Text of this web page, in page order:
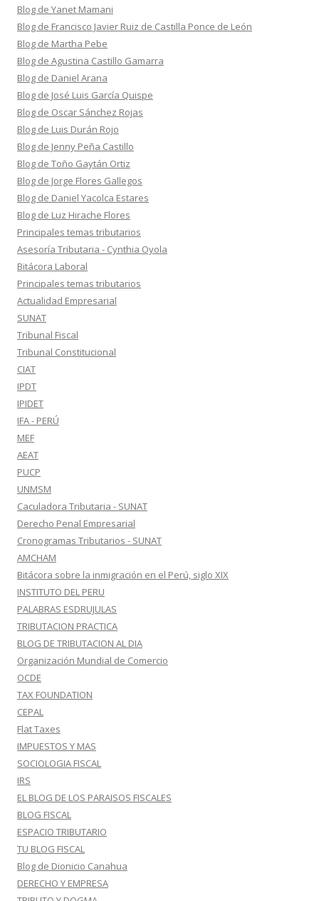
Blog de Yanet Mamani
Blog de Francisco Javier Ruiz de Castilla Ponce de León
Blog de Martha Pebe
Blog de Agustina Castillo Gamarra
Blog de Daniel Arana
Blog de José Luis García Quispe
Blog de Oscar Sánchez Rojas
Blog de Luis Durán Rojo
Blog de Jenny Peña Castillo
Blog de Toño Gaytán Ortiz
Blog de Jorge Flores Gallegos
Blog de Daniel Yacolca Estares
Blog de Luz Hirache Flores
Principales temas tributarios
Asesoría Tributaria - Cynthia Oyola
Bitácora Laboral
Principales temas tributarios
Actualidad Empresarial
SUNAT
Tribunal Fiscal
Tribunal Constitucional
CIAT
IPDT
IPIDET
IFA - PERÚ
MEF
AEAT
PUCP
UNMSM
Caculadora Tributaria - SUNAT
Derecho Penal Empresarial
Cronogramas Tributarios - SUNAT
AMCHAM
Bitácora sobre la inmigración en el Perú, siglo XIX
INSTITUTO DEL PERU
PALABRAS ESDRUJULAS
TRIBUTACION PRACTICA
BLOG DE TRIBUTACION AL DIA
Organización Mundial de Comercio
OCDE
TAX FOUNDATION
CEPAL
Flat Taxes
IMPUESTOS Y MAS
SOCIOLOGIA FISCAL
IRS
EL BLOG DE LOS PARAISOS FISCALES
BLOG FISCAL
ESPACIO TRIBUTARIO
TU BLOG FISCAL
Blog de Dionicio Canahua
DERECHO Y EMPRESA